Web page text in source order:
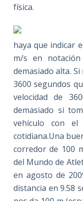
física.
haya que indicar
m/s en
demasiado alta.
3600 segundos
velocidad de
demasiado si
vehículo con
cotidiana.Una
corredor de 100
del Mundo de
en agosto de
distancia en 9.58